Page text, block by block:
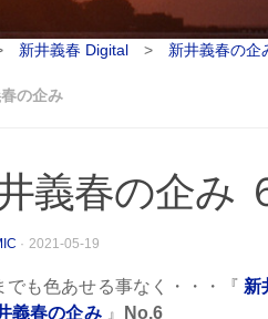
新井義春 Digital > 新井義春の企
の企み
義春の企み
· 2021-05-19
でも色あせる事なく・・・『 新
義春の企み』 No.6